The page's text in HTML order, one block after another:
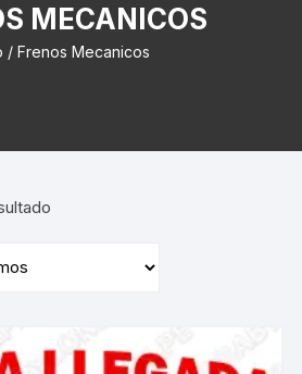
MECANICOS
/ Frenos Mecanicos